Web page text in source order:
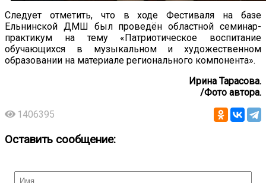
Следует отметить, что в ходе Фестиваля на базе
Ельнинской ДМШ был проведён областной семинар-
практикум на тему «Патриотическое воспитание
обучающихся в музыкальном и художественном
образовании на материале регионального компонента».
Ирина Тарасова.
/Фото автора.
1406395
Оставить сообщение: